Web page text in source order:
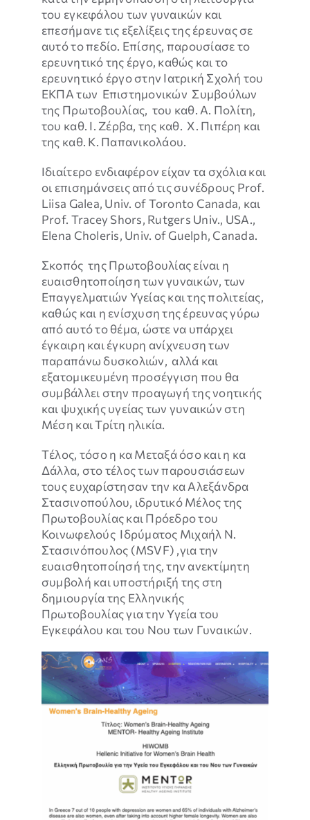
του εγκεφάλου των γυναικών και
επεσήμανε τις εξελίξεις της έρευνας σε
αυτό το πεδίο. Επίσης, παρουσίασε το
ερευνητικό της έργο, καθώς και το
ερευνητικό έργο στην Ιατρική Σχολή του
ΕΚΠΑ των Επιστημονικών Συμβούλων
της Πρωτοβουλίας, του καθ. Α. Πολίτη,
του καθ. Ι. Ζέρβα, της καθ. Χ. Πιπέρη και
της καθ. Κ. Παπανικολάου.
Ιδιαίτερο ενδιαφέρον είχαν τα σχόλια και
οι επισημάνσεις από τις συνέδρους Prof.
Liisa Galea, Univ. of Toronto Canada, και
Prof. Tracey Shors, Rutgers Univ., USΑ.,
Elena Choleris, Univ. of Guelph, Canada.
Σκοπός της Πρωτοβουλίας είναι η
ευαισθητοποίηση των γυναικών, των
Επαγγελματιών Υγείας και της πολιτείας,
καθώς και η ενίσχυση της έρευνας γύρω
από αυτό το θέμα, ώστε να υπάρχει
έγκαιρη και έγκυρη ανίχνευση των
παραπάνω δυσκολιών, αλλά και
εξατομικευμένη προσέγγιση που θα
συμβάλλει στην προαγωγή της νοητικής
και ψυχικής υγείας των γυναικών στη
Μέση και Τρίτη ηλικία.
Tέλος, τόσο η κα Μεταξά όσο και η κα
Δάλλα, στο τέλος των παρουσιάσεων
τους ευχαρίστησαν την κα Αλεξάνδρα
Στασινοπούλου, ιδρυτικό Μέλος της
Πρωτοβουλίας και Πρόεδρο του
Κοινωφελούς Ιδρύματος Μιχαήλ Ν.
Στασινόπουλος (ΜSVF) ,για την
ευαισθητοποίησή της, την ανεκτίμητη
συμβολή και υποστήριξή της στη
δημιουργία της Ελληνικής
Πρωτοβουλίας για την Υγεία του
Εγκεφάλου και του Νου των Γυναικών.